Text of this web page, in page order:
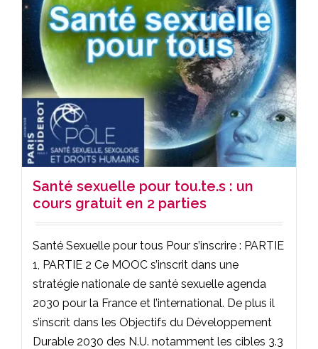
Santé sexuelle pour tou.te.s : un
cours gratuit en 2 parties
Santé Sexuelle pour tous Pour s’inscrire : PARTIE
1, PARTIE 2 Ce MOOC s’inscrit dans une
stratégie nationale de santé sexuelle agenda
2030 pour la France et l’international. De plus il
s’inscrit dans les Objectifs du Développement
Durable 2030 des N.U. notamment les cibles 3.3